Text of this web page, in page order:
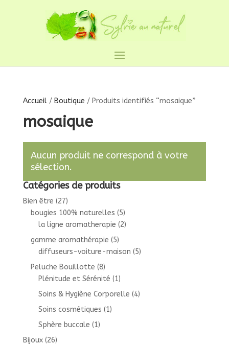
Accueil/ Boutique / Produits identifiés “mosaique”
mosaique
Aucun produit ne correspond à votre
sélection.
Catégories de produits
Bien être (27)
bougies 100% naturelles (5)
la ligne aromatherapie (2)
gamme aromathérapie (5)
diffuseurs-voiture-maison (5)
Peluche Bouillotte (8)
Plénitude et Sérénité (1)
Soins & Hygiène Corporelle (4)
Soins cosmétiques (1)
Sphère buccale (1)
Bijoux (26)